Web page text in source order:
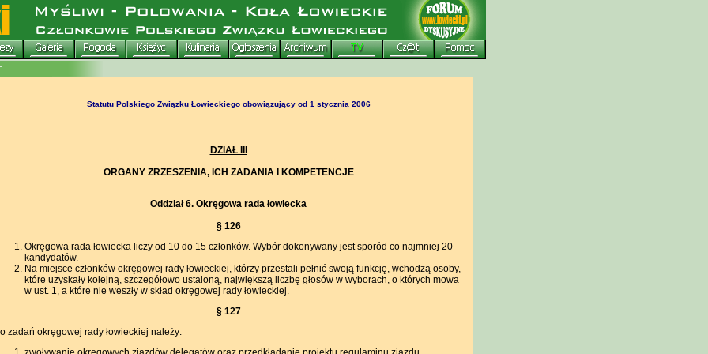
Statutu Polskiego Związku Łowieckiego obowiązujący od 1 stycznia 2006
DZIAŁ III
ORGANY ZRZESZENIA, ICH ZADANIA I KOMPETENCJE
Oddział 6. Okręgowa rada łowiecka
§ 126
Okręgowa rada łowiecka liczy od 10 do 15 członków. Wybór dokonywany jest sporód co najmniej 20
kandydatów.
Na miejsce członków okręgowej rady łowieckiej, którzy przestali pełnić swoją funkcję, wchodzą osoby,
które uzyskały kolejną, szczegółowo ustaloną, największą liczbę głosów w wyborach, o których mowa
w ust. 1, a które nie weszły w skład okręgowej rady łowieckiej.
§ 127
zadań okręgowej rady łowieckiej należy: